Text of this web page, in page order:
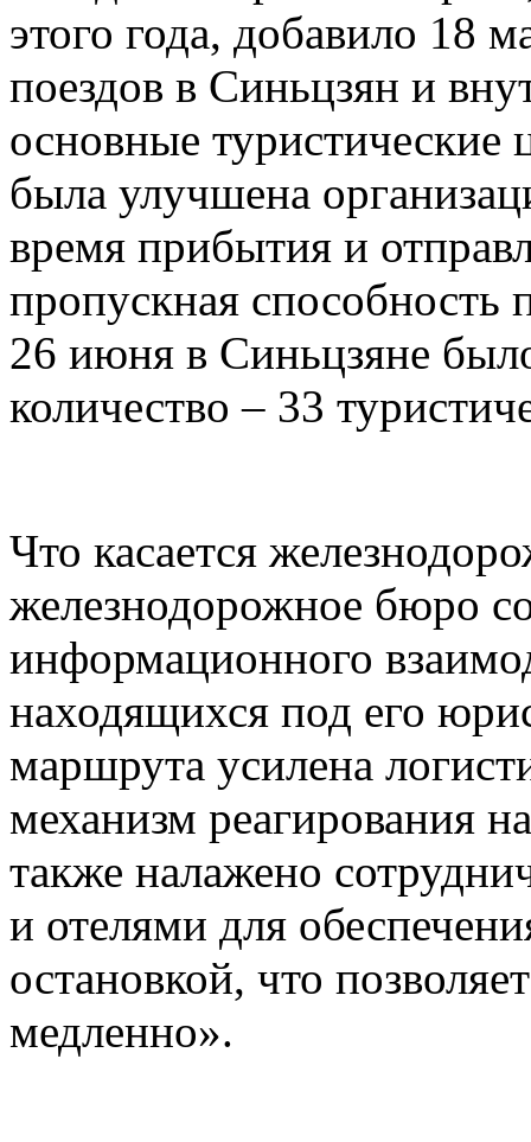
этого года, добавило 18
поездов в Синьцзян и
основные
была улучшена
время прибытия и
пропускная способность
26 июня в Синьцзяне
количество – 33
Что касается
железнодорожное бюро
информационного
находящихся под его
маршрута усилена
механизм реагирования
также налажено
и отелями для
остановкой, что
медленно».